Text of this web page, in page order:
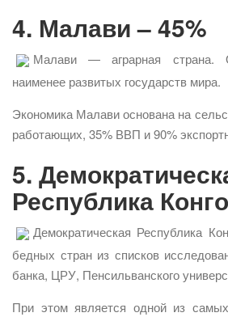
4. Малави – 45%
Малави — аграрная страна.
наименее развитых государств мира.
Экономика Малави основана на
работающих, 35% ВВП и 90%
5.
Республика
Демократическая Республика
бедных стран из списков
банка, ЦРУ, Пенсильванского
При этом является одной из